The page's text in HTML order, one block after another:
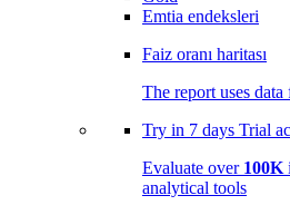
Emtia endeksleri
Faiz oranı haritası
The report uses
Try in 7 days Trial
Evaluate over 100K
analytical tools